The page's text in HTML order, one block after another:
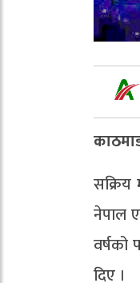
नेपाल
वर्षको
दिए ।